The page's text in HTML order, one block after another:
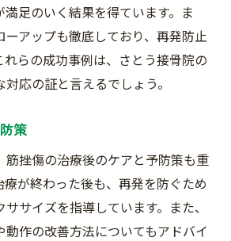
満足のいく結果を得ています。ま
ーアップも徹底しており、再発防止
れらの成功事例は、さとう接骨院の
応の証と言えるでしょう。
策
筋挫傷の治療後のケアと予防策も重
が終わった後も、再発を防ぐため
サイズを指導しています。また、
動作の改善方法についてもアドバイ